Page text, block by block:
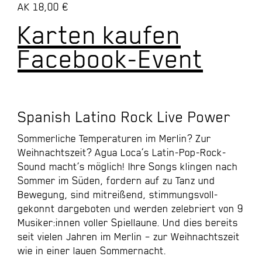
AK 18,00 €
Karten kaufen
Facebook-Event
Spanish Latino Rock Live Power
Sommerliche Temperaturen im Merlin? Zur
Weihnachtszeit? Agua Loca‘s Latin-Pop-Rock-
Sound macht’s möglich! Ihre Songs klingen nach
Sommer im Süden, fordern auf zu Tanz und
Bewegung, sind mitreißend, stimmungsvoll-
gekonnt dargeboten und werden zelebriert von 9
Musiker:innen voller Spiellaune. Und dies bereits
seit vielen Jahren im Merlin – zur Weihnachtszeit
wie in einer lauen Sommernacht.